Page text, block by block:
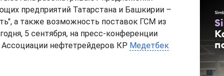
предприятий Татарстана и Башкирии –
а также возможность поставок ГСМ из
5 сентября, на пресс-конференции
Ассоциации нефтетрейдеров КР Медетбек